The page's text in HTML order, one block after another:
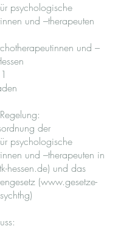
psychologische
und –therapeuten
und –
der
psychologische
und –therapeuten in
hessen.de) und das
(www.gesetze-